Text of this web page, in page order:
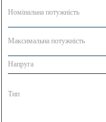
Номінальна потужність
Максимальна потужність
Напруга
Тип